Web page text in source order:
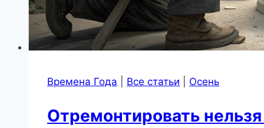
Времена Года Все статьи Осень
Отремонтировать